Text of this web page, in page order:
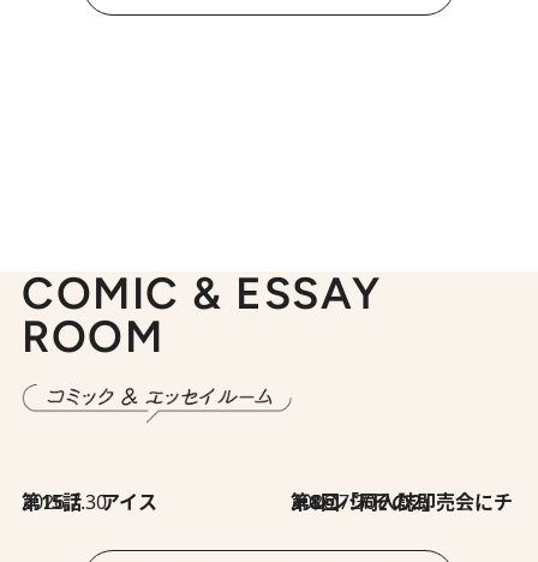
COMIC & ESSAY
ROOM
2026.7.30
第15話 アイス 2026.7.30
第8回「同人誌即売会にチャレンジ その2」